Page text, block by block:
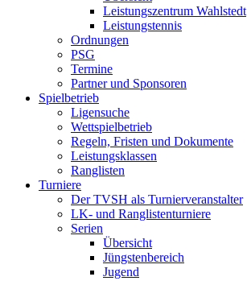
Leistungszentrum Wahlstedt
Leistungstennis
Ordnungen
PSG
Termine
Partner und Sponsoren
Spielbetrieb
Ligensuche
Wettspielbetrieb
Regeln, Fristen und Dokumente
Leistungsklassen
Ranglisten
Turniere
Der TVSH als Turnierveranstalter
LK- und Ranglistenturniere
Serien
Übersicht
Jüngstenbereich
Jugend